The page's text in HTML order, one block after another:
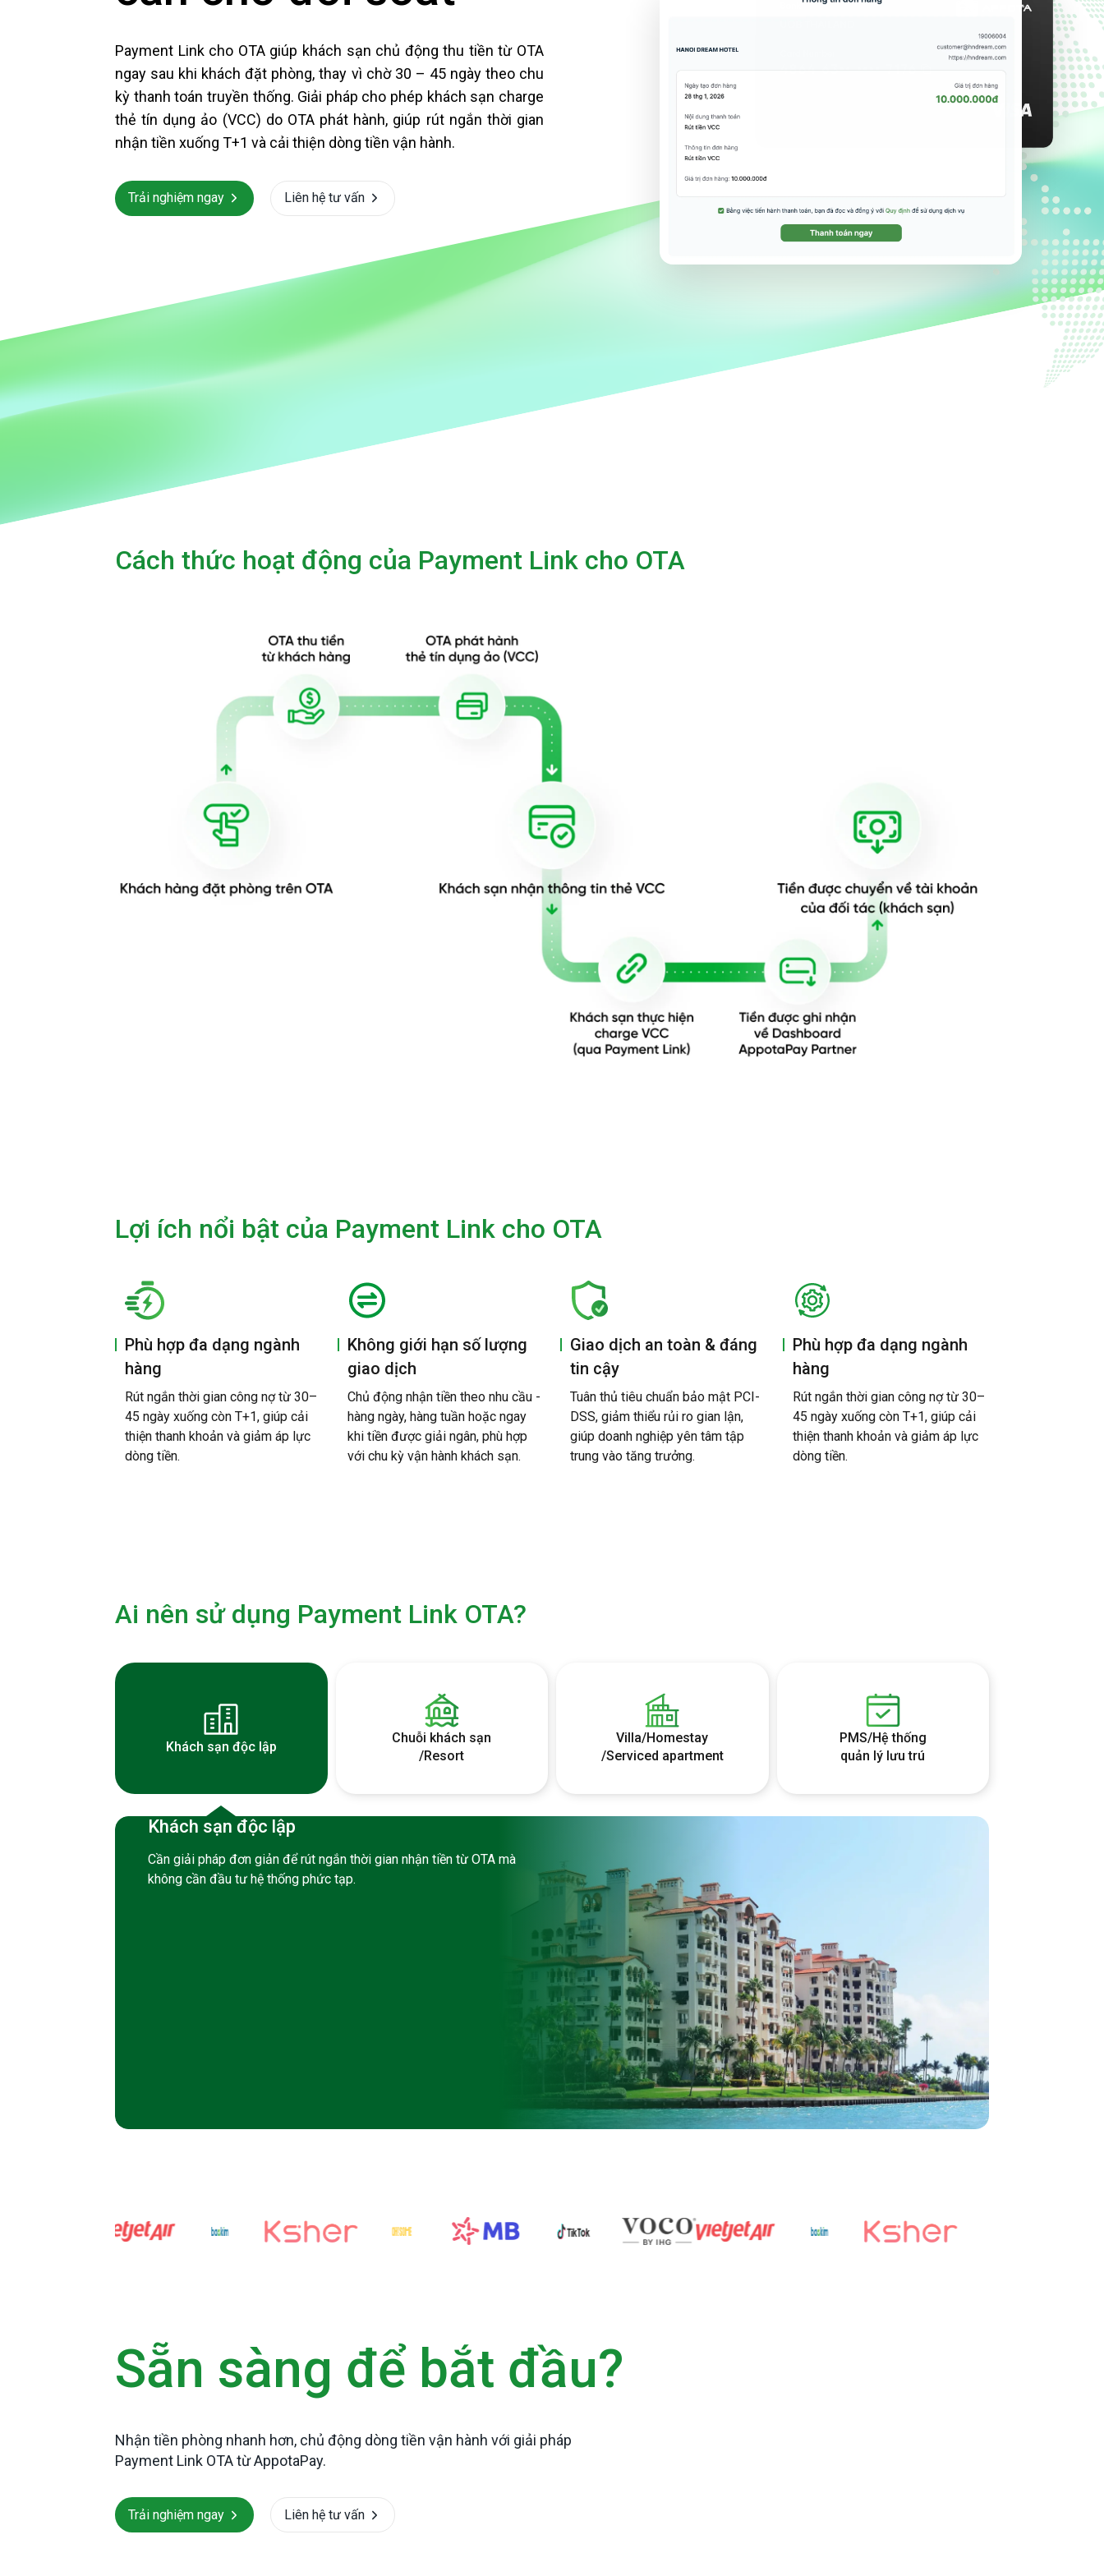
SmartPOS
HỖ TRỢ THU CHI
Hỗ trợ thu hộ
Charging
Payment Link cho OTA giúp khách sạn chủ động thu tiền từ OTA
ngay sau khi khách đặt phòng, thay vì chờ 30 – 45 ngày theo chu
kỳ thanh toán truyền thống. Giải pháp cho phép khách sạn charge
thẻ tín dụng ảo (VCC) do OTA phát hành, giúp rút ngắn thời gian
nhận tiền xuống T+1 và cải thiện dòng tiền vận hành.
Trải nghiệm ngay Liên hệ tư vấn
Cách thức hoạt động của Payment Link cho OTA
Lợi ích nổi bật của Payment Link cho OTA
Phù hợp đa dạng ngành
hàng
Rút ngắn thời gian công nợ từ 30–
45 ngày xuống còn T+1, giúp cải
thiện thanh khoản và giảm áp lực
dòng tiền.
Không giới hạn số lượng
giao dịch
Chủ động nhận tiền theo nhu cầu -
hàng ngày, hàng tuần hoặc ngay
khi tiền được giải ngân, phù hợp
với chu kỳ vận hành khách sạn.
Giao dịch an toàn & đáng
tin cậy
Tuân thủ tiêu chuẩn bảo mật PCI-
DSS, giảm thiểu rủi ro gian lận,
giúp doanh nghiệp yên tâm tập
trung vào tăng trưởng.
Phù hợp đa dạng ngành
hàng
Rút ngắn thời gian công nợ từ 30–
45 ngày xuống còn T+1, giúp cải
thiện thanh khoản và giảm áp lực
dòng tiền.
Ai nên sử dụng Payment Link OTA?
Khách sạn độc lập
Chuỗi khách sạn
/Resort
Villa/Homestay
/Serviced apartment
PMS/Hệ thống
quản lý lưu trú
Khách sạn độc lập
Cần giải pháp đơn giản để rút ngắn thời gian nhận tiền từ OTA mà
không cần đầu tư hệ thống phức tạp.
Sẵn sàng để bắt đầu?
Nhận tiền phòng nhanh hơn, chủ động dòng tiền vận hành với giải pháp
Payment Link OTA từ AppotaPay.
Trải nghiệm ngay Liên hệ tư vấn